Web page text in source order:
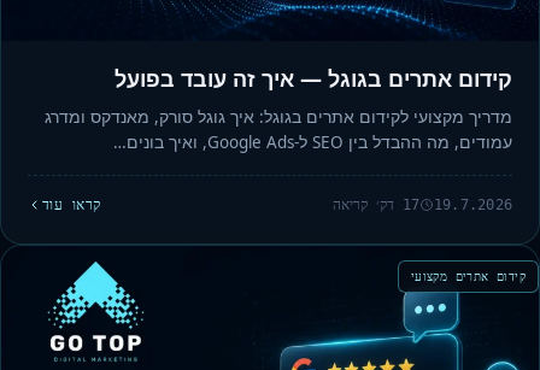
קידום אתרים בגוגל — איך זה עובד בפועל
מדריך מקצועי לקידום אתרים בגוגל: איך גוגל סורק, מאנדקס ומדרג
עמודים, מה ההבדל בין SEO ל-Google Ads, ואיך בונים…
19.7.2026 17 דק׳ קריאה קראו עוד
קידום אתרים מקצועי